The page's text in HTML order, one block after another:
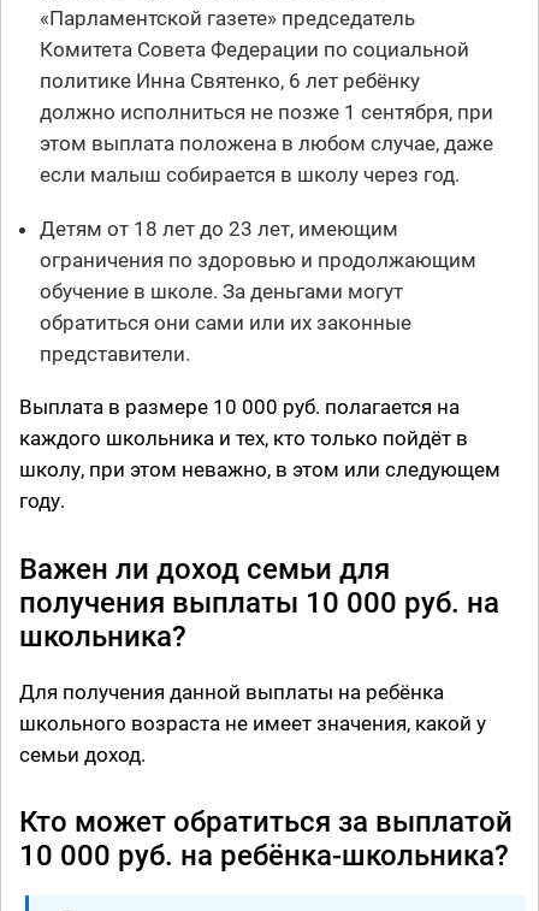
«Парламентской газете» председатель
Комитета Совета Федерации по социальной
политике Инна Святенко, 6 лет ребёнку
должно исполниться не позже 1 сентября, при
этом выплата положена в любом случае, даже
если малыш собирается в школу через год.
Детям от 18 лет до 23 лет, имеющим
ограничения по здоровью и продолжающим
обучение в школе. За деньгами могут
обратиться они сами или их законные
представители.
Выплата в размере 10 000 руб. полагается на
каждого школьника и тех, кто только пойдёт в
школу, при этом неважно, в этом или следующем
году.
Важен ли доход семьи для
получения выплаты 10 000 руб. на
школьника?
Для получения данной выплаты на ребёнка
школьного возраста не имеет значения, какой у
семьи доход.
Кто может обратиться за выплатой
10 000 руб. на ребёнка-школьника?